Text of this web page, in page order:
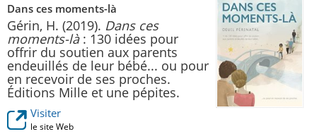
Dans ces moments-là
Gérin, H. (2019). Dans ces
moments-là: 130 idées pour
offrir du soutien aux parents
endeuillés de leur bébé... ou pour
en recevoir de ses proches.
Éditions Mille et une pépites.
Visiter
le site Web